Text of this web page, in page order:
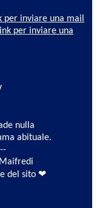
per inviare una mail
per inviare una
nulla
abituale.
del sito ❤